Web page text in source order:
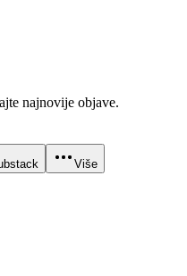
najnovije objave.
Više